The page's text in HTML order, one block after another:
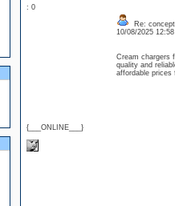
: 0
{___ONLINE___}
Re:
10/08/2025
Cream chargers
quality and
affordable